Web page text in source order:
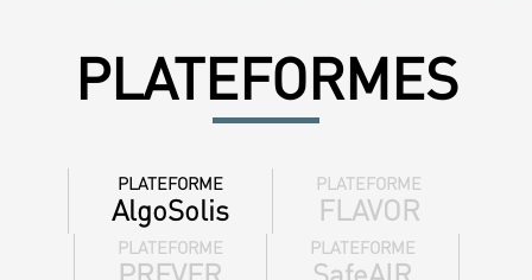
PLATEFORMES
PLATEFORME
AlgoSolis
PLATEFORME
FLAVOR
PLATEFORME PLATEFORME